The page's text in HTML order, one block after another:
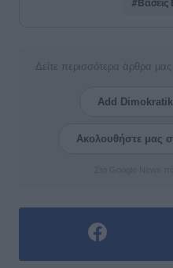
Δείτε περισσότερα άρθρα
Add
Ακολουθήστε μας